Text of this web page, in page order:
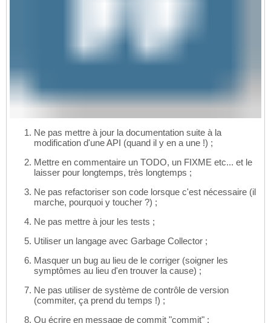
Ne pas mettre à jour la documentation suite à la
modification d'une API (quand il y en a une !) ;
Mettre en commentaire un TODO, un FIXME etc... et le
laisser pour longtemps, très longtemps ;
Ne pas refactoriser son code lorsque c'est nécessaire (il
marche, pourquoi y toucher ?) ;
Ne pas mettre à jour les tests ;
Utiliser un langage avec Garbage Collector ;
Masquer un bug au lieu de le corriger (soigner les
symptômes au lieu d'en trouver la cause) ;
Ne pas utiliser de système de contrôle de version
(commiter, ça prend du temps !) ;
Ou écrire en message de commit "commit" ;